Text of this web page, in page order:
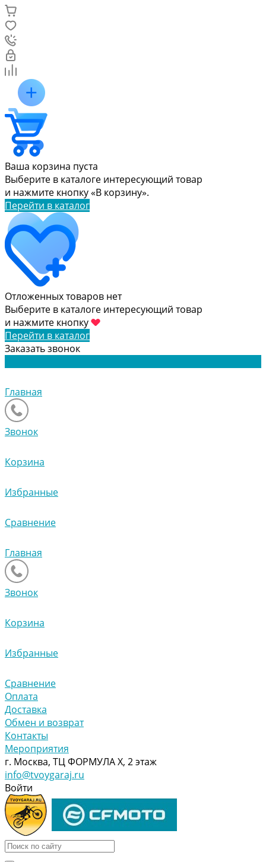
Ваша корзина пуста
Выберите в каталоге интересующий товар
и нажмите кнопку «В корзину».
Перейти в каталог
Отложенных товаров нет
Выберите в каталоге интересующий товар
и нажмите кнопку
Перейти в каталог
Заказать звонок
Главная
Звонок
Корзина
Избранные
Сравнение
Главная
Звонок
Корзина
Избранные
Сравнение
Оплата
Доставка
Обмен и возврат
Контакты
Мероприятия
г. Москва, ТЦ ФОРМУЛА Х, 2 этаж
info@tvoygaraj.ru
Войти